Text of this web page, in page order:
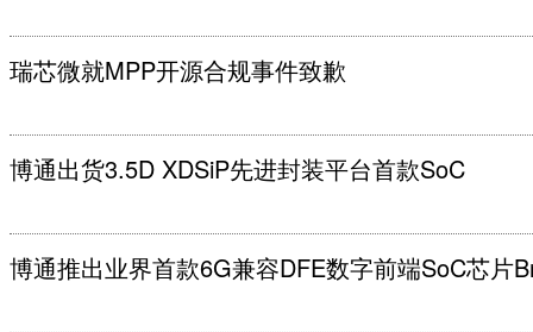
瑞芯微就MPP开源合规事件致歉
博通出货3.5D XDSiP先进封装平台首款SoC
博通推出业界首款6G兼容DFE数字前端SoC芯片